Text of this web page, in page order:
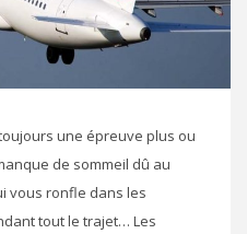
une épreuve plus ou
de sommeil dû au
vous ronfle dans les
tout le trajet… Les